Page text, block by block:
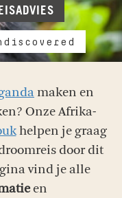
maken en
Onze Afrika-
helpen je graag
door dit
vind je alle
en